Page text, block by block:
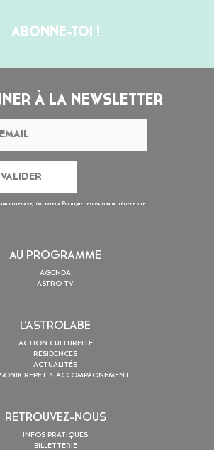
ABONNE-TOI !
À LA NEWSLETTER
cette case, j’accepte la Politique de confidentialitéde ce site
AU PROGRAMME
AGENDA
ASTRO TV
L’ASTROLABE
ACTION CULTURELLE
RÉSIDENCES
ACTUALITÉS
REPET & ACCOMPAGNEMENT
RETROUVEZ-NOUS
INFOS PRATIQUES
BILLETTERIE